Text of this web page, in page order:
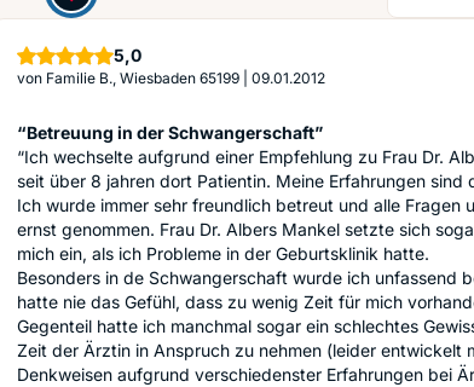
5,0Sterne
von Familie B., Wiesbaden 65199 09.01.2012
“Betreuung in der Schwangerschaft”
“Ich wechselte aufgrund einer Empfehlung zu Frau Dr.
seit über 8 jahren dort Patientin. Meine Erfahrungen sind
Ich wurde immer sehr freundlich betreut und alle Fragen
ernst genommen. Frau Dr. Albers Mankel setzte sich
mich ein, als ich Probleme in der Geburtsklinik hatte.
Besonders in de Schwangerschaft wurde ich unfassend
hatte nie das Gefühl, dass zu wenig Zeit für mich
Gegenteil hatte ich manchmal sogar ein schlechtes
Zeit der Ärztin in Anspruch zu nehmen (leider entwickelt
Denkweisen aufgrund verschiedenster Erfahrungen bei